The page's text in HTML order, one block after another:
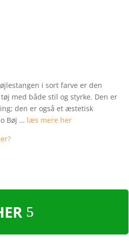
i sort farve er den
med både stil og styrke. Den er
den er også et æstetisk
Bøj … læs mere her